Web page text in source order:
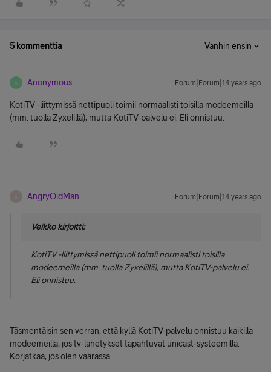
5 kommenttia Vanhin ensin
A Anonymous Forum|Forum|14 years ago
KotiTV -liittymissä nettipuoli toimii normaalisti toisilla modeemeilla
(mm. tuolla Zyxelillä), mutta KotiTV-palvelu ei. Eli onnistuu.
AngryOldMan Forum|Forum|14 years ago
Veikko kirjoitti:
KotiTV -liittymissä nettipuoli toimii normaalisti toisilla
modeemeilla (mm. tuolla Zyxelillä), mutta KotiTV-palvelu ei.
Eli onnistuu.
Täsmentäisin sen verran, että kyllä KotiTV-palvelu onnistuu kaikilla
modeemeilla, jos tv-lähetykset tapahtuvat unicast-systeemillä.
Korjatkaa, jos olen väärässä.